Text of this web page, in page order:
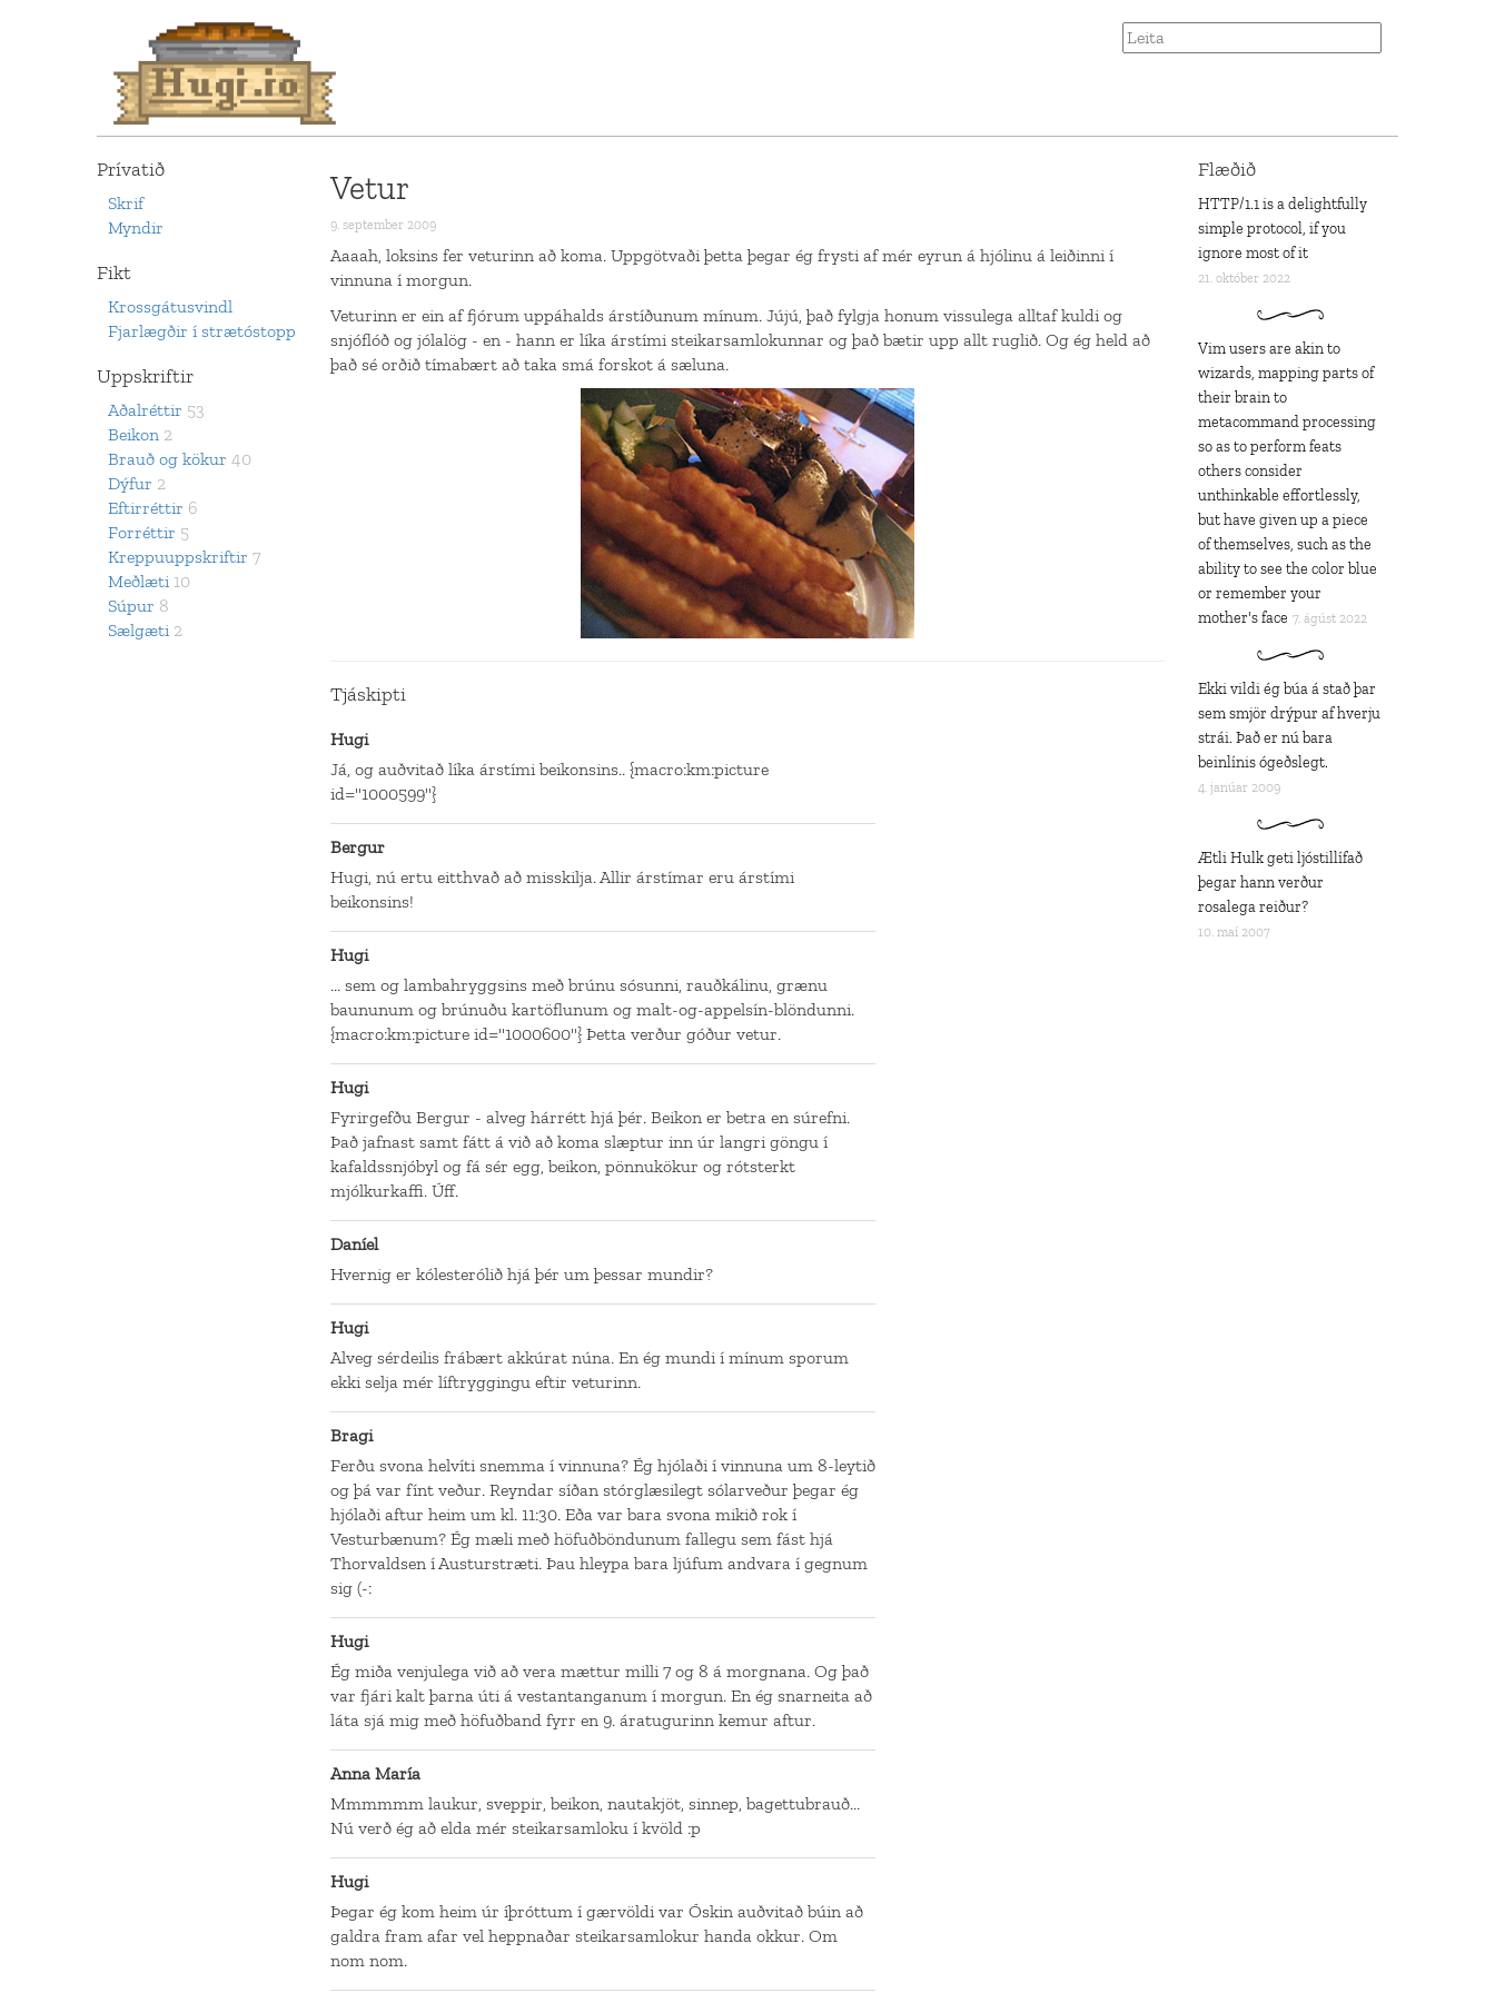
Prívatið
Skrif
Myndir
Fikt
Krossgátusvindl
Fjarlægðir í strætóstopp
Uppskriftir
Aðalréttir 53
Beikon 2
Brauð og kökur 40
Dýfur 2
Eftirréttir 6
Forréttir 5
Kreppuuppskriftir 7
Meðlæti 10
Súpur 8
Sælgæti 2
Vetur
9. september 2009
Aaaah, loksins fer veturinn að koma. Uppgötvaði þetta þegar ég frysti af mér eyrun á hjólinu á leiðinni í
vinnuna í morgun.
Veturinn er ein af fjórum uppáhalds árstíðunum mínum. Jújú, það fylgja honum vissulega alltaf kuldi og
snjóflóð og jólalög - en - hann er líka árstími steikarsamlokunnar og það bætir upp allt ruglið. Og ég held að
það sé orðið tímabært að taka smá forskot á sæluna.
Tjáskipti
Hugi
Já, og auðvitað líka árstími beikonsins.. {macro:km:picture
id="1000599"}
Bergur
Hugi, nú ertu eitthvað að misskilja. Allir árstímar eru árstími
beikonsins!
Hugi
... sem og lambahryggsins með brúnu sósunni, rauðkálinu, grænu
baununum og brúnuðu kartöflunum og malt-og-appelsín-blöndunni.
{macro:km:picture id="1000600"} Þetta verður góður vetur.
Hugi
Fyrirgefðu Bergur - alveg hárrétt hjá þér. Beikon er betra en súrefni.
Það jafnast samt fátt á við að koma slæptur inn úr langri göngu í
kafaldssnjóbyl og fá sér egg, beikon, pönnukökur og rótsterkt
mjólkurkaffi. Úff.
Daníel
Hvernig er kólesterólið hjá þér um þessar mundir?
Hugi
Alveg sérdeilis frábært akkúrat núna. En ég mundi í mínum sporum
ekki selja mér líftryggingu eftir veturinn.
Bragi
Ferðu svona helvíti snemma í vinnuna? Ég hjólaði í vinnuna um 8-leytið
og þá var fínt veður. Reyndar síðan stórglæsilegt sólarveður þegar ég
hjólaði aftur heim um kl. 11:30. Eða var bara svona mikið rok í
Vesturbænum? Ég mæli með höfuðböndunum fallegu sem fást hjá
Thorvaldsen í Austurstræti. Þau hleypa bara ljúfum andvara í gegnum
sig (-:
Hugi
Ég miða venjulega við að vera mættur milli 7 og 8 á morgnana. Og það
var fjári kalt þarna úti á vestantanganum í morgun. En ég snarneita að
láta sjá mig með höfuðband fyrr en 9. áratugurinn kemur aftur.
Anna María
Mmmmmm laukur, sveppir, beikon, nautakjöt, sinnep, bagettubrauð...
Nú verð ég að elda mér steikarsamloku í kvöld :p
Hugi
Þegar ég kom heim úr íþróttum í gærvöldi var Óskin auðvitað búin að
galdra fram afar vel heppnaðar steikarsamlokur handa okkur. Om
nom nom.
Flæðið
HTTP/1.1 is a delightfully
simple protocol, if you
ignore most of it
21. október 2022
Vim users are akin to
wizards, mapping parts of
their brain to
metacommand processing
so as to perform feats
others consider
unthinkable effortlessly,
but have given up a piece
of themselves, such as the
ability to see the color blue
or remember your
mother's face 7. ágúst 2022
Ekki vildi ég búa á stað þar
sem smjör drýpur af hverju
strái. Það er nú bara
beinlínis ógeðslegt.
4. janúar 2009
Ætli Hulk geti ljóstillífað
þegar hann verður
rosalega reiður?
10. maí 2007